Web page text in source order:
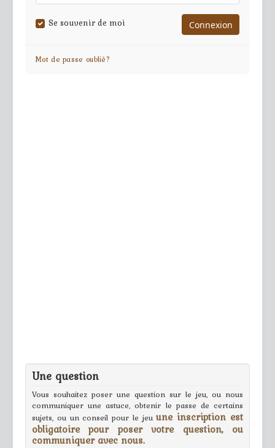
Se souvenir de moi
Mot de passe oublié?
Une question
Vous souhaitez poser une question sur le jeu, ou nous
communiquer une astuce, obtenir le passe de certains
sujets, ou un conseil pour le jeuune inscription est
obligatoire pour poser votre question, ou
communiquer avec nous.